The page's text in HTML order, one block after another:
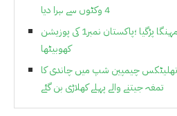
4 وکٹوں سے ہرا دیا
امام الحق کو ڈراپ کرنا مہنگا پڑگیا ؛پاکستان نمبر1 کی پوزیشن
کھوبیٹھا
چیمپین شپ میں چاندی کا
تمغہ جیتنے والے پہلے کھلاڑی بن گئے